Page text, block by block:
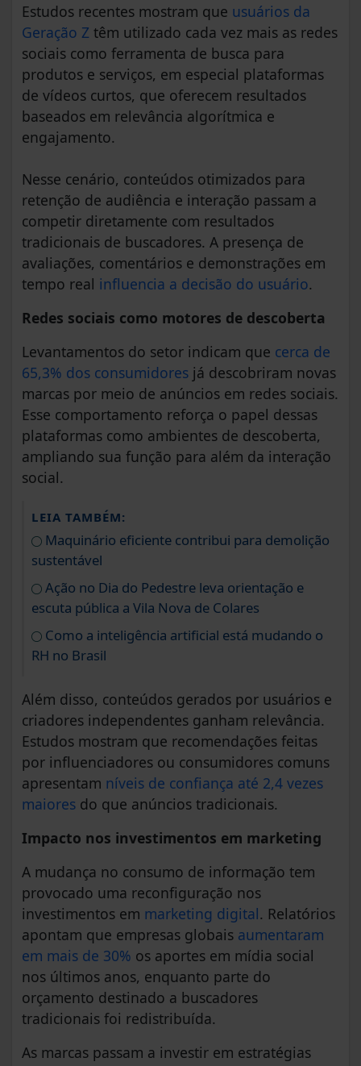
Estudos recentes mostram que usuários da
Geração Z têm utilizado cada vez mais as redes
sociais como ferramenta de busca para
produtos e serviços, em especial plataformas
de vídeos curtos, que oferecem resultados
baseados em relevância algorítmica e
engajamento.
Nesse cenário, conteúdos otimizados para
retenção de audiência e interação passam a
competir diretamente com resultados
tradicionais de buscadores. A presença de
avaliações, comentários e demonstrações em
tempo real influencia a decisão do usuário.
Redes sociais como motores de descoberta
Levantamentos do setor indicam que cerca de
65,3% dos consumidores já descobriram novas
marcas por meio de anúncios em redes sociais.
Esse comportamento reforça o papel dessas
plataformas como ambientes de descoberta,
ampliando sua função para além da interação
social.
LEIA TAMBÉM:
Maquinário eficiente contribui para demolição
sustentável
Ação no Dia do Pedestre leva orientação e
escuta pública a Vila Nova de Colares
Como a inteligência artificial está mudando o
RH no Brasil
Além disso, conteúdos gerados por usuários e
criadores independentes ganham relevância.
Estudos mostram que recomendações feitas
por influenciadores ou consumidores comuns
apresentam níveis de confiança até 2,4 vezes
maiores do que anúncios tradicionais.
Impacto nos investimentos em marketing
A mudança no consumo de informação tem
provocado uma reconfiguração nos
investimentos em marketing digital. Relatórios
apontam que empresas globais aumentaram
em mais de 30% os aportes em mídia social
nos últimos anos, enquanto parte do
orçamento destinado a buscadores
tradicionais foi redistribuída.
As marcas passam a investir em estratégias